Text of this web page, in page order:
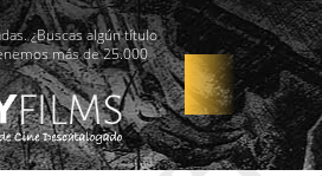
¿Buscas algún título
más de 25.000